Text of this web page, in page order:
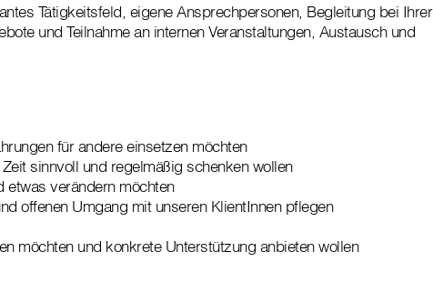
Tätigkeitsfeld, eigene Ansprechpersonen, Begleitung bei Ihrer
und Teilnahme an internen Veranstaltungen, Austausch und
für andere einsetzen möchten
sinnvoll und regelmäßig schenken wollen
etwas verändern möchten
offenen Umgang mit unseren KlientInnen pflegen
möchten und konkrete Unterstützung anbieten wollen